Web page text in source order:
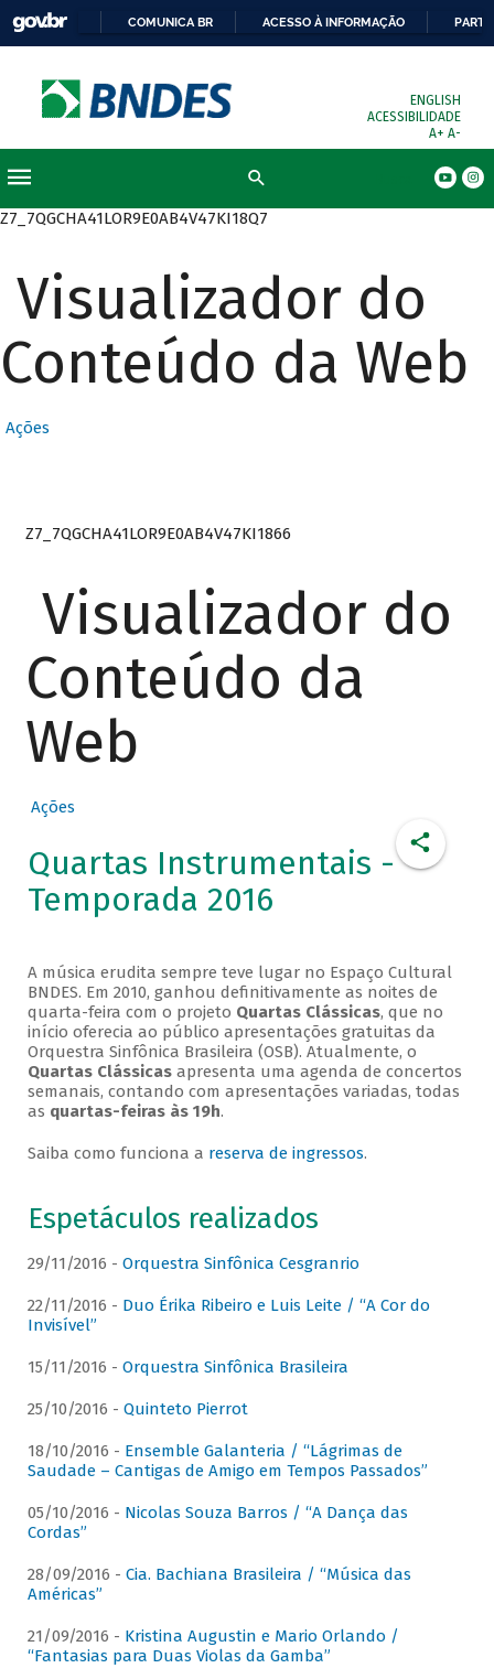
COMUNICA BR ACESSO À INFORMAÇÃO
ENGLISH
ACESSIBILIDADE
A+ A-
Z7_7QGCHA41LOR9E0AB4V47KI18Q7
Visualizador do
Conteúdo da Web
Ações
Z7_7QGCHA41LOR9E0AB4V47KI1866
Visualizador do
Conteúdo da
Web
Ações
Quartas Instrumentais -
Temporada 2016
A música erudita sempre teve lugar no Espaço Cultural
BNDES. Em 2010, ganhou definitivamente as noites de
quarta-feira com o projeto Quartas Clássicas, que no
início oferecia ao público apresentações gratuitas da
Orquestra Sinfônica Brasileira (OSB). Atualmente, o
Quartas Clássicasapresenta uma agenda de concertos
semanais, contando com apresentações variadas, todas
as quartas-feiras às 19h.
Saiba como funciona a reserva de ingressos.
Espetáculos realizados
29/11/2016 - Orquestra Sinfônica Cesgranrio
22/11/2016 - Duo Érika Ribeiro e Luis Leite / “A Cor do
Invisível”
15/11/2016 - Orquestra Sinfônica Brasileira
25/10/2016 - Quinteto Pierrot
18/10/2016 - Ensemble Galanteria / “Lágrimas de
Saudade – Cantigas de Amigo em Tempos Passados”
05/10/2016 - Nicolas Souza Barros / “A Dança das
Cordas”
28/09/2016 - Cia. Bachiana Brasileira / “Música das
Américas”
21/09/2016 - Kristina Augustin e Mario Orlando /
“Fantasias para Duas Violas da Gamba”